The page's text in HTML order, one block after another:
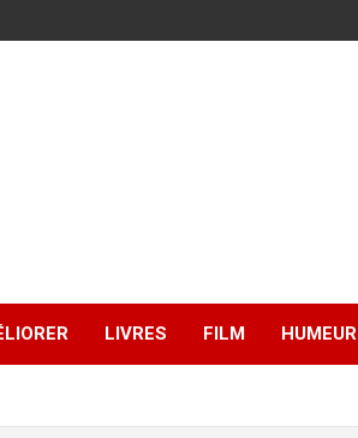
LIVRES FILM HUMEUR